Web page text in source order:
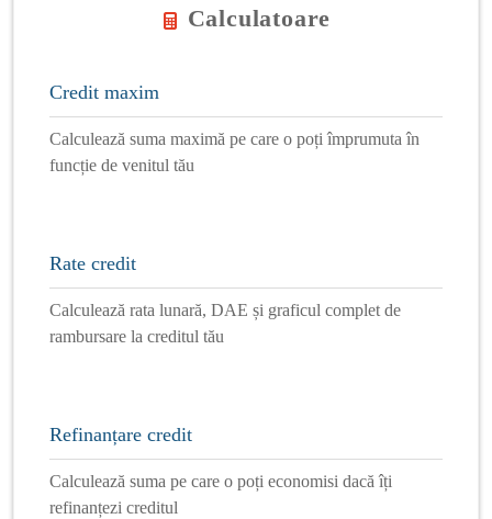
Calculatoare
Credit maxim
Calculează suma maximă pe care o poți împrumuta în
funcție de venitul tău
Rate credit
Calculează rata lunară, DAE și graficul complet de
rambursare la creditul tău
Refinanțare credit
Calculează suma pe care o poți economisi dacă îți
refinanțezi creditul